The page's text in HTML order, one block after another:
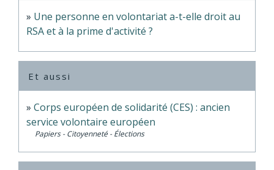
Une personne en volontariat a-t-elle droit au
RSA et à la prime d'activité ?
Et aussi
Corps européen de solidarité (CES) : ancien
service volontaire européen
Papiers - Citoyenneté - Élections